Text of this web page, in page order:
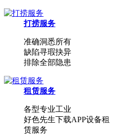
打捞服务
准确洞悉所有
缺陷寻瑕抉异
排除全部隐患
租赁服务
各型专业工业
好色先生下载APP设备租
赁服务